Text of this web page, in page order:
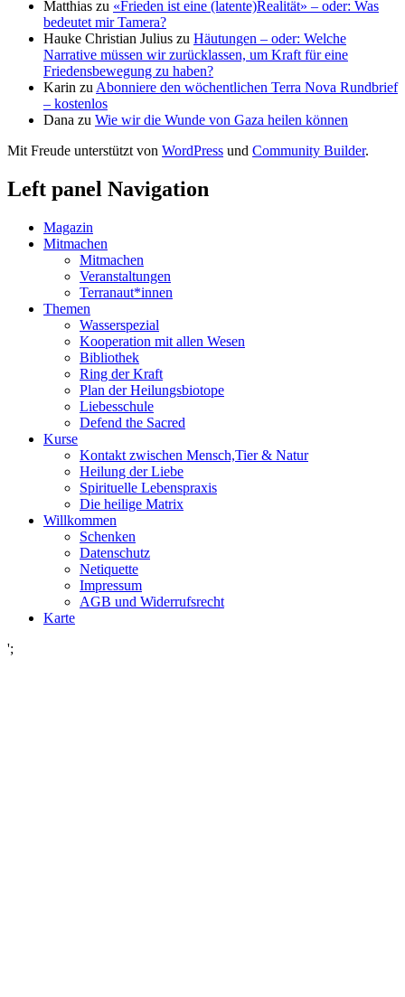
Matthias zu «Frieden ist eine (latente)Realität» – oder: Was
bedeutet mir Tamera?
Hauke Christian Julius zu Häutungen – oder: Welche
Narrative müssen wir zurücklassen, um Kraft für eine
Friedensbewegung zu haben?
Karin zu Abonniere den wöchentlichen Terra Nova Rundbrief
– kostenlos
Dana zu Wie wir die Wunde von Gaza heilen können
Mit Freude unterstützt von WordPress und Community Builder.
Left panel Navigation
Magazin
Mitmachen
Mitmachen
Veranstaltungen
Terranaut*innen
Themen
Wasserspezial
Kooperation mit allen Wesen
Bibliothek
Ring der Kraft
Plan der Heilungsbiotope
Liebesschule
Defend the Sacred
Kurse
Kontakt zwischen Mensch,Tier & Natur
Heilung der Liebe
Spirituelle Lebenspraxis
Die heilige Matrix
Willkommen
Schenken
Datenschutz
Netiquette
Impressum
AGB und Widerrufsrecht
Karte
';